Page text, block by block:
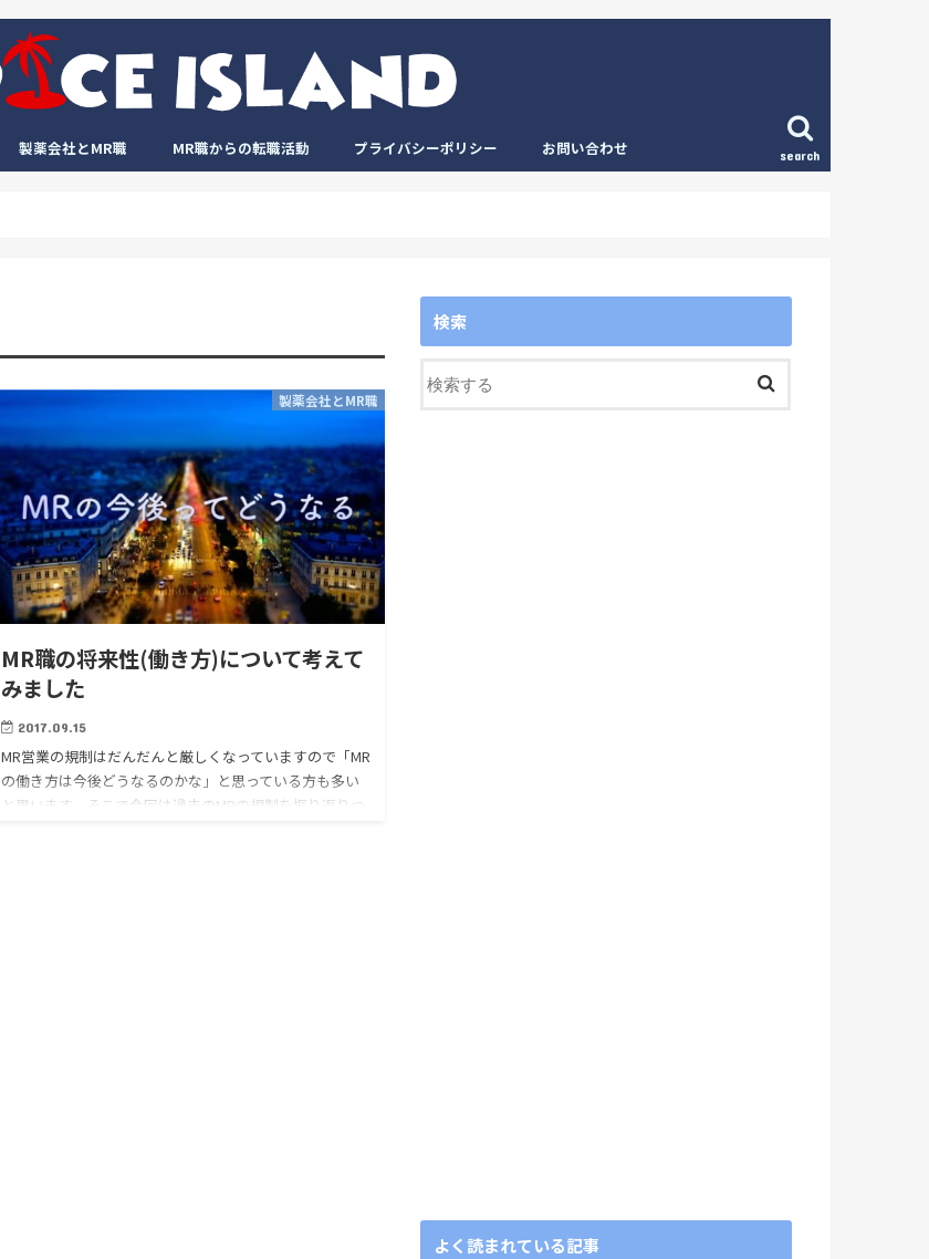
search
製薬会社とMR職 MR職からの転職活動 プライバシーポリシー お問い合わせ
製薬会社とMR職
MR職の将来性(働き方)について考えて
みました
2017.09.15
MR営業の規制はだんだんと厳しくなっていますので「MR
の働き方は今後どうなるのかな」と思っている方も多い
と思います。そこで今回は過去のMRの規制を振り返りつ
検索
よく読まれている記事